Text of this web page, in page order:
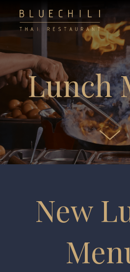
Lunch
New